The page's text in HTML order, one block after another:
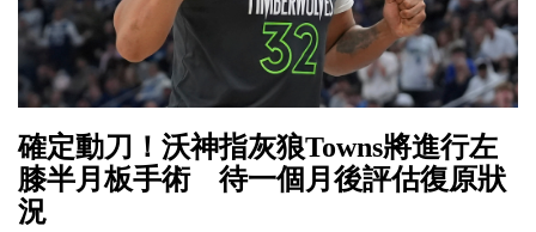
確定動刀！沃神指灰狼Towns將進行左
膝半月板手術 待一個月後評估復原狀
況